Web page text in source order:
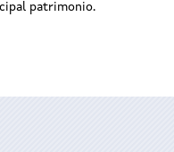
patrimonio.